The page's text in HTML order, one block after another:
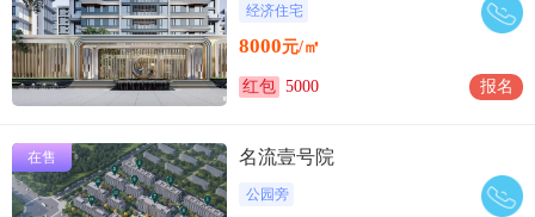
经济住宅
8000元/㎡
红包 5000 报名
在售 名流壹号院
公园旁